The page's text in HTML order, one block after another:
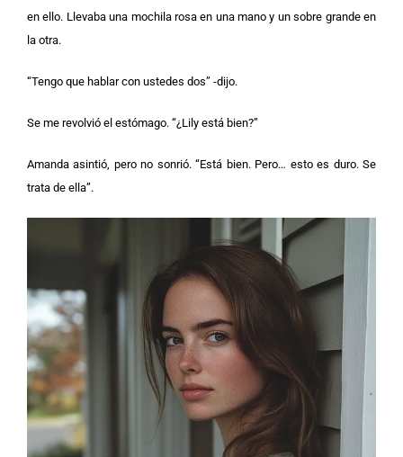
en ello. Llevaba una mochila rosa en una mano y un sobre grande en
la otra.
“Tengo que hablar con ustedes dos” -dijo.
Se me revolvió el estómago. “¿Lily está bien?”
Amanda asintió, pero no sonrió. “Está bien. Pero… esto es duro. Se
trata de ella”.